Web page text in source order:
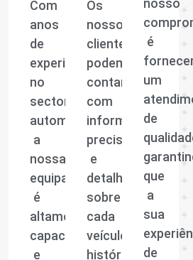
Com
anos
de
experiência
no
sector
automóvel,
a
nossa
equipa
é
altamente
capacitada
e
Os
nossos
clientes
podem
contar
com
informações
precisas
e
detalhadas
sobre
cada
veículo,
histórico
é
um
de
que
a
sua
de